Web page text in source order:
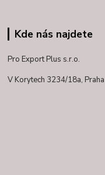
Kde nás najdete
Pro Export Plus s.r.o.
V Korytech 3234/18a,